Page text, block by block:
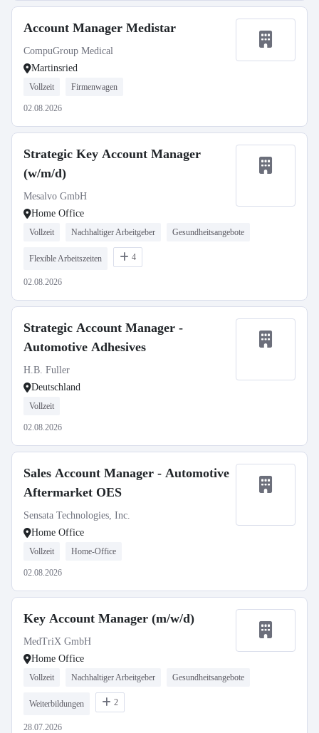
Account Manager Medistar
CompuGroup Medical
Martinsried
Vollzeit Firmenwagen
02.08.2026
Strategic Key Account Manager
(w/m/d)
Mesalvo GmbH
Home Office
Vollzeit Nachhaltiger Arbeitgeber Gesundheitsangebote
Flexible Arbeitszeiten 4
02.08.2026
Strategic Account Manager -
Automotive Adhesives
H.B. Fuller
Deutschland
Vollzeit
02.08.2026
Sales Account Manager - Automotive
Aftermarket OES
Sensata Technologies, Inc.
Home Office
Vollzeit Home-Office
02.08.2026
Key Account Manager (m/w/d)
MedTriX GmbH
Home Office
Vollzeit Nachhaltiger Arbeitgeber Gesundheitsangebote
Weiterbildungen 2
28.07.2026